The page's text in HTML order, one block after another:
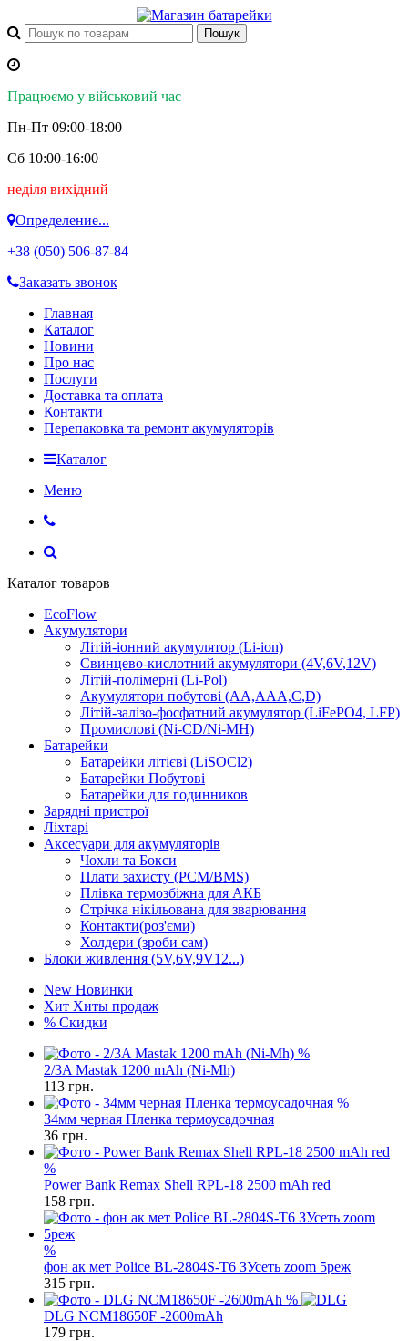
Працюємо у військовий час
Пн-Пт 09:00-18:00
Сб 10:00-16:00
неділя вихідний
Определение...
+38 (050) 506-87-84
Заказать звонок
Главная
Каталог
Новини
Про нас
Послуги
Доставка та оплата
Контакти
Перепаковка та ремонт акумуляторів
Каталог
Меню
Каталог товаров
EcoFlow
Акумулятори
Літій-іонний акумулятор (Li-ion)
Свинцево-кислотний акумулятори (4V,6V,12V)
Літій-полімерні (Li-Pol)
Акумулятори побутові (AA,AAA,C,D)
Літій-залізо-фосфатний акумулятор (LiFePO4, LFP)
Промислові (Ni-CD/Ni-MH)
Батарейки
Батарейки літієві (LiSOCl2)
Батарейки Побутові
Батарейки для годинников
Зарядні пристрої
Ліхтарі
Аксесуари для акумуляторів
Чохли та Бокси
Плати захисту (PCM/BMS)
Плівка термозбіжна для АКБ
Стрічка нікільована для зварювання
Контакти(роз'єми)
Холдери (зроби сам)
Блоки живлення (5V,6V,9V12...)
New Новинки
Хит Хиты продаж
% Скидки
%
2/3A Mastak 1200 mAh (Ni-Mh)
113 грн.
%
34мм черная Пленка термоусадочная
36 грн.
%
Power Bank Remax Shell RPL-18 2500 mAh red
158 грн.
%
фон ак мет Police BL-2804S-T6 ЗУсеть zoom 5реж
315 грн.
%
DLG NCM18650F -2600mAh
179 грн.